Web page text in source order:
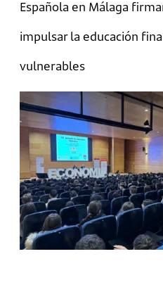
Española en Málaga
impulsar la educación
vulnerables